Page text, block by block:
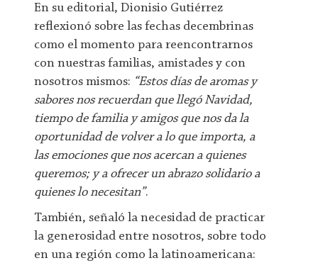
En su editorial, Dionisio Gutiérrez
reflexionó sobre las fechas decembrinas
como el momento para reencontrarnos
con nuestras familias, amistades y con
nosotros mismos: “Estos días de aromas y
sabores nos recuerdan que llegó Navidad,
tiempo de familia y amigos que nos da la
oportunidad de volver a lo que importa, a
las emociones que nos acercan a quienes
queremos; y a ofrecer un abrazo solidario a
quienes lo necesitan”.
También, señaló la necesidad de practicar
la generosidad entre nosotros, sobre todo
en una región como la latinoamericana: